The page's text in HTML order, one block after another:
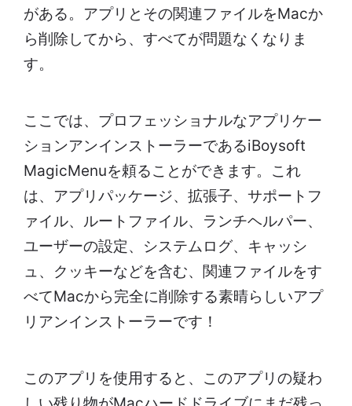
がある。アプリとその関連ファイルをMacか
ら削除してから、すべてが問題なくなりま
す。
ここでは、プロフェッショナルなアプリケー
ションアンインストーラーであるiBoysoft
MagicMenuを頼ることができます。これ
は、アプリパッケージ、拡張子、サポートフ
ァイル、ルートファイル、ランチヘルパー、
ユーザーの設定、システムログ、キャッシ
ュ、クッキーなどを含む、関連ファイルをす
べてMacから完全に削除する素晴らしいアプ
リアンインストーラーです！
このアプリを使用すると、このアプリの疑わ